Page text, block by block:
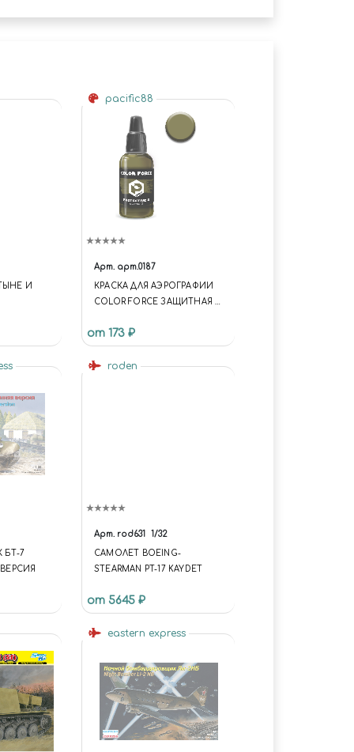
И
pacific88
Арт. арт.0187
КРАСКА ДЛЯ АЭРОГРАФИИ
COLOR FORCE ЗАЩИТНАЯ 2
от 173 ₽
БТ-7
roden
Арт. rod631 1/32
САМОЛЕТ BOEING-
STEARMAN PT-17 KAYDET
от 5645 ₽
eastern express